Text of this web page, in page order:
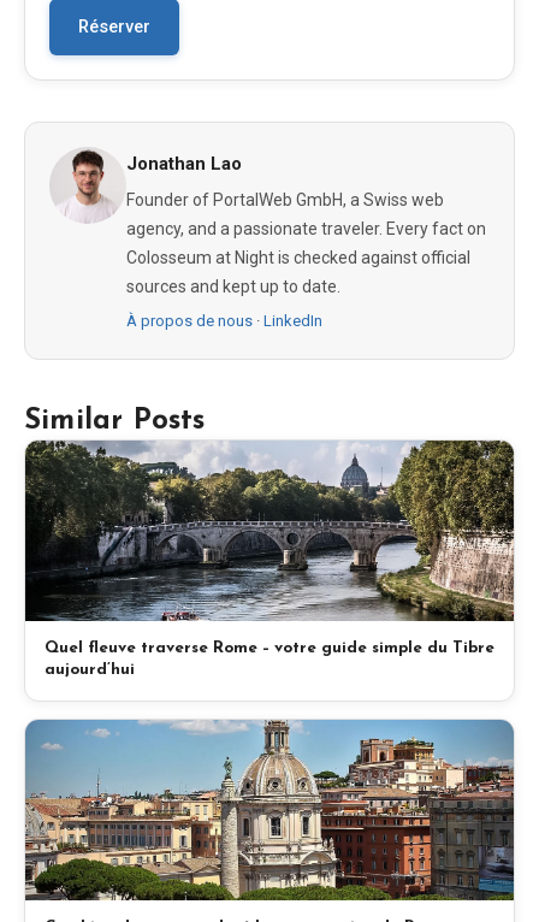
Réserver
Jonathan Lao
Founder of PortalWeb GmbH, a Swiss web
agency, and a passionate traveler. Every fact on
Colosseum at Night is checked against official
sources and kept up to date.
À propos de nous · LinkedIn
Similar Posts
Quel fleuve traverse Rome – votre guide simple du Tibre
aujourd’hui